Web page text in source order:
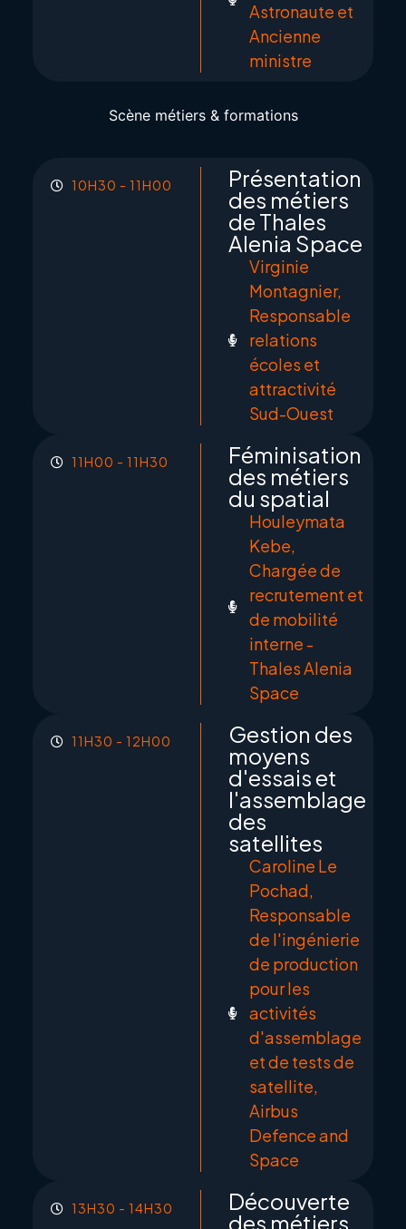
Astronaute et
Ancienne
ministre
Scène métiers & formations
10H30 - 11H00
Présentation
des métiers
de Thales
Alenia Space
Virginie
Montagnier,
Responsable
relations
écoles et
attractivité
Sud-Ouest
11H00 - 11H30
Féminisation
des métiers
du spatial
Houleymata
Kebe,
Chargée de
recrutement et
de mobilité
interne -
Thales Alenia
Space
11H30 - 12H00
Gestion des
moyens
d'essais et
l'assemblage
des
satellites
Caroline Le
Pochad,
Responsable
de l'ingénierie
de production
pour les
activités
d'assemblage
et de tests de
satellite,
Airbus
Defence and
Space
13H30 - 14H30
Découverte
des métiers